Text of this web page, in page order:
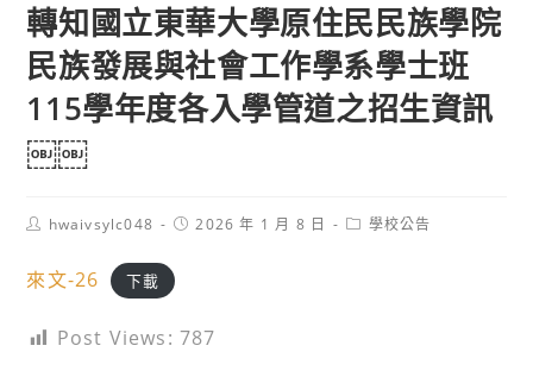
轉知國立東華大學原住民民族學院
民族發展與社會工作學系學士班
115學年度各入學管道之招生資訊
￼￼
Posthwaivsylc048
Post2026 年 1 月 8 日
Post學校公告
來文-26 下載
Post Views: 787